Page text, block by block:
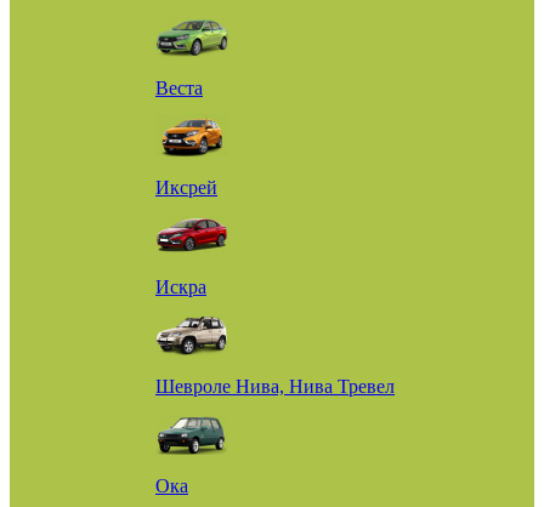
Веста
Иксрей
Искра
Шевроле Нива, Нива Тревел
Ока